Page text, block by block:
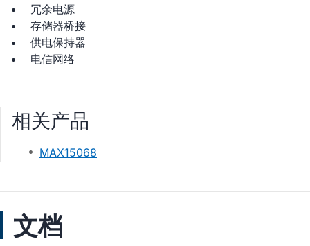
冗余电源
存储器桥接
供电保持器
电信网络
相关产品
MAX15068
文档